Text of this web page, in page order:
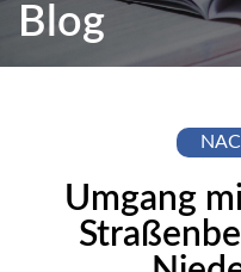
Blog
Umgang